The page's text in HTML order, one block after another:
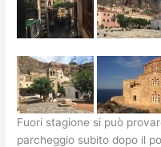
Fuori stagione si può
parcheggio subito dopo il